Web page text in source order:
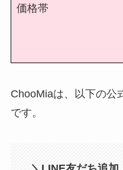
価格帯
ChooMiaは、以下の公
です。